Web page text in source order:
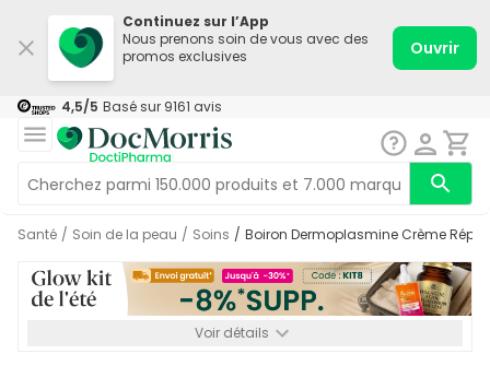
Continuez sur l’App
Nous prenons soin de vous avec des
promos exclusives
Ouvrir
4,5/5 Basé sur 9161 avis
Santé / Soin de la peau / Soins / Boiron Dermoplasmine Crème
Voir détails